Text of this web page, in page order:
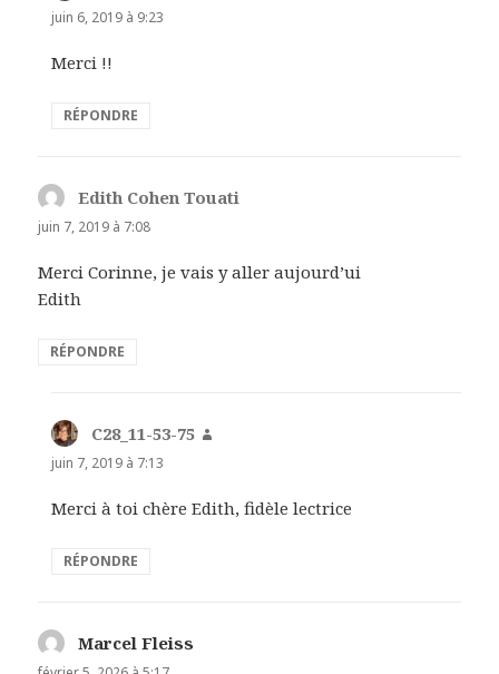
juin 6, 2019 à 9:23
Merci !!
RÉPONDRE
Edith Cohen Touati
juin 7, 2019 à 7:08
Merci Corinne, je vais y aller aujourd’ui
Edith
RÉPONDRE
C28_11-53-75
juin 7, 2019 à 7:13
Merci à toi chère Edith, fidèle lectrice
RÉPONDRE
Marcel Fleiss